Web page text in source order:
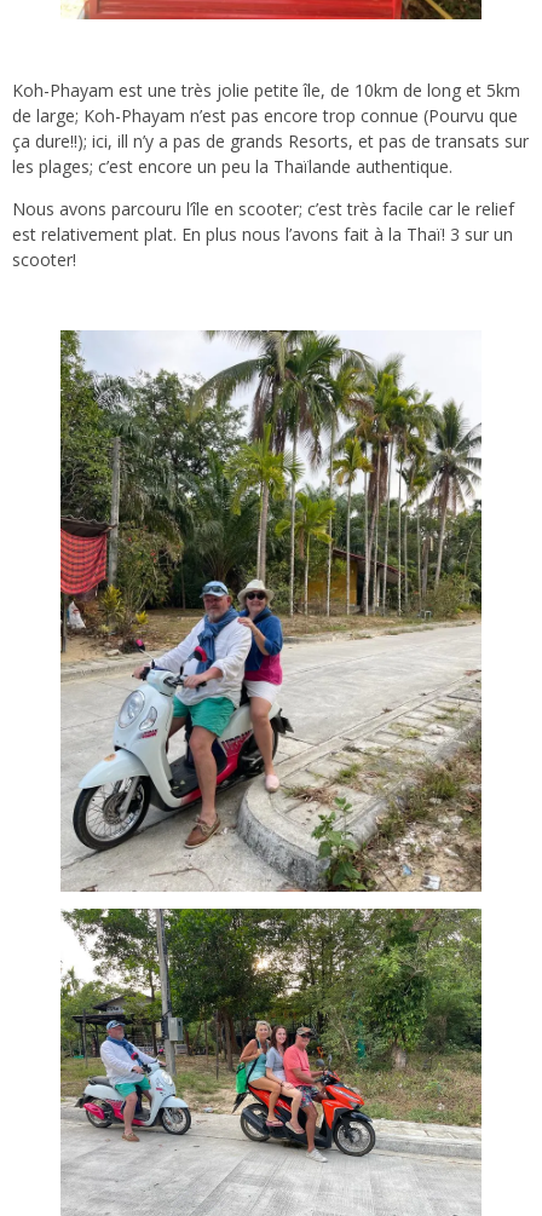
Koh-Phayam est une très jolie petite île, de 10km de long et 5km
de large; Koh-Phayam n’est pas encore trop connue (Pourvu que
ça dure!!); ici, ill n’y a pas de grands Resorts, et pas de transats sur
les plages; c’est encore un peu la Thaïlande authentique.
Nous avons parcouru l’île en scooter; c’est très facile car le relief
est relativement plat. En plus nous l’avons fait à la Thaï! 3 sur un
scooter!